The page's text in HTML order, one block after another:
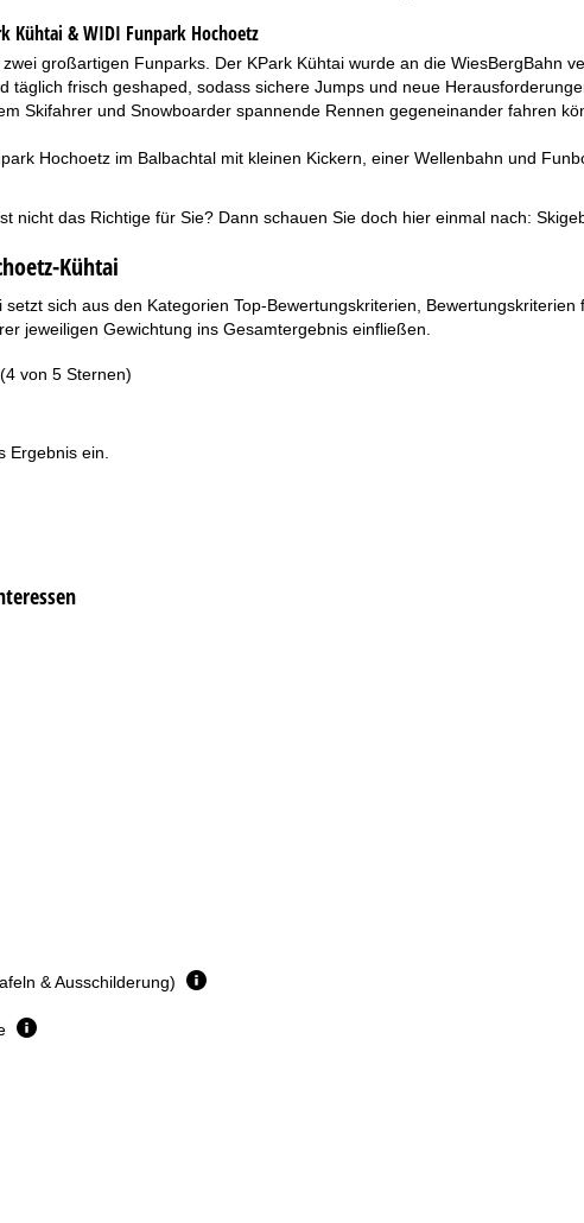
Kühtai & WIDI Funpark Hochoetz
großartigen Funparks. Der KPark Kühtai wurde an die WiesBergBahn
täglich frisch geshaped, sodass sichere Jumps und neue
Skifahrer und Snowboarder spannende Rennen gegeneinander fahren
Hochoetz im Balbachtal mit kleinen Kickern, einer Wellenbahn und
nicht das Richtige für Sie? Dann schauen Sie doch hier einmal nach:
Kühtai
sich aus den Kategorien Top-Bewertungskriterien,
jeweiligen Gewichtung ins Gesamtergebnis einfließen.
(4 von 5 Sternen)
Ergebnis ein.
& Ausschilderung)